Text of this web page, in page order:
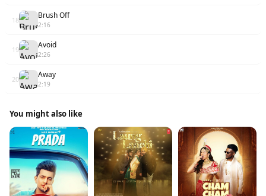
18 Brush Off
2:16
19 Avoid
2:26
20 Away
2:19
You might also like